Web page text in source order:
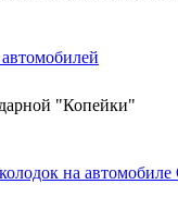
"Копейки"
на автомобиле